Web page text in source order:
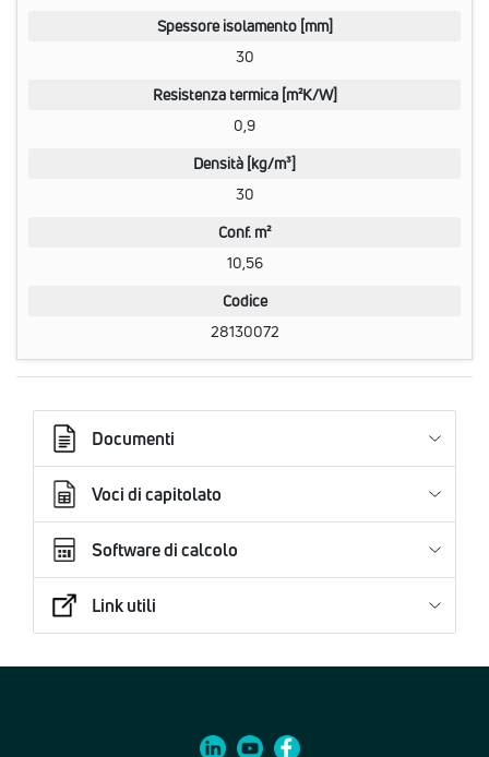
Spessore isolamento [mm]
30
Resistenza termica [m²K/W]
0,9
Densità [kg/m³]
30
Conf. m²
10,56
Codice
28130072
Documenti
Voci di capitolato
Software di calcolo
Link utili